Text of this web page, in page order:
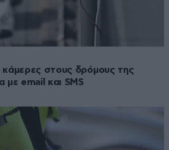
κάμερες στους δρόμους της
με email και SMS